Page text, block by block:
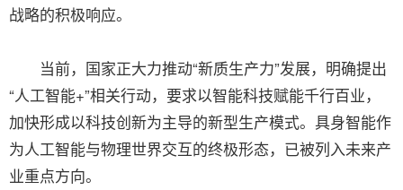
战略的积极响应。
当前，国家正大力推动“新质生产力”发展，明确提出
“人工智能+”相关行动，要求以智能科技赋能千行百业，
加快形成以科技创新为主导的新型生产模式。具身智能作
为人工智能与物理世界交互的终极形态，已被列入未来产
业重点方向。